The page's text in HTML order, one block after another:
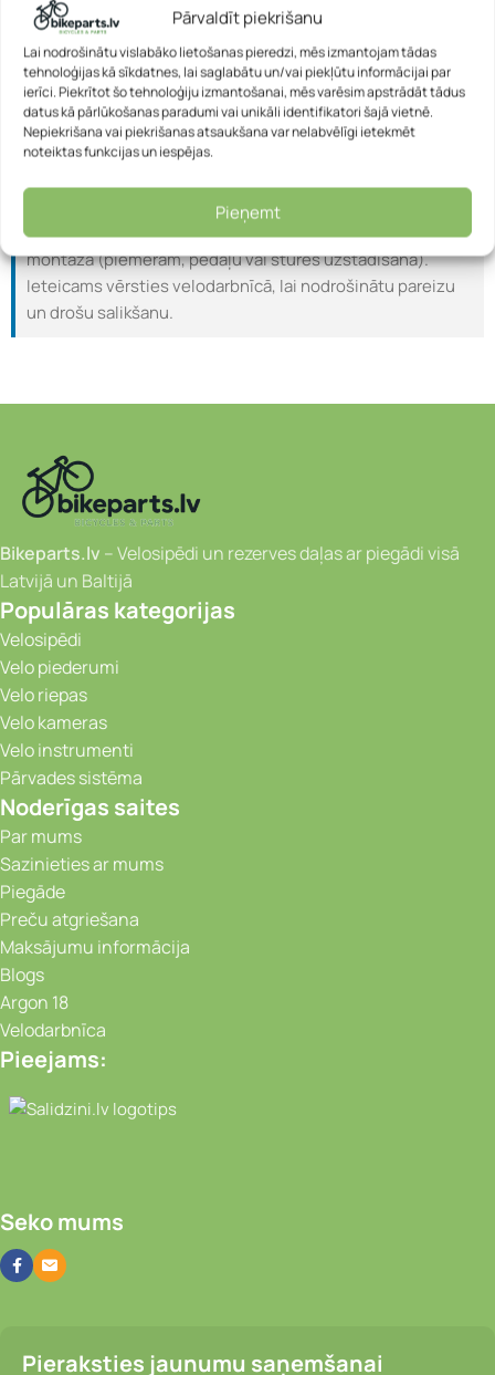
Pārvaldīt piekrišanu
Lai nodrošinātu vislabāko lietošanas pieredzi, mēs izmantojam tādas
tehnoloģijas kā sīkdatnes, lai saglabātu un/vai piekļūtu informācijai par
ierīci. Piekrītot šo tehnoloģiju izmantošanai, mēs varēsim apstrādāt tādus
datus kā pārlūkošanas paradumi vai unikāli identifikatori šajā vietnē.
Nepiekrišana vai piekrišanas atsaukšana var nelabvēlīgi ietekmēt
noteiktas funkcijas un iespējas.
Pieņemt
Handlebars: CTM alloy 700mm 31,8mm 20mm rise
Headset: 1 1/8″ DIA:28.6/44/30mm
Saddle: CTM CLOUD NEW
Seatpost: CTM alu Ø31.6 x 300mm
Speeds: 21
Pirms lietošanas būs nepieciešama neliela papildu
montāža (piemēram, pedāļu vai stūres uzstādīšana).
Ieteicams vērsties velodarbnīcā, lai nodrošinātu pareizu
un drošu salikšanu.
Bikeparts.lv – Velosipēdi un rezerves daļas ar piegādi visā
Latvijā un Baltijā
Populāras kategorijas
Velosipēdi
Velo piederumi
Velo riepas
Velo kameras
Velo instrumenti
Pārvades sistēma
Noderīgas saites
Par mums
Sazinieties ar mums
Piegāde
Preču atgriešana
Maksājumu informācija
Blogs
Argon 18
Velodarbnīca
Pieejams:
Video novērošanas kameras, Portatīvie
Seko mums
Pieraksties jaunumu saņemšanai